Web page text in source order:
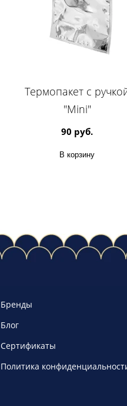
Термопакет с
"Mini"
90 руб.
В корзину
Бренды
Блог
Сертификаты
Политика